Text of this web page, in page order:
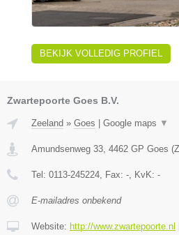
BEKIJK VOLLEDIG PROFIEL
Zwartepoorte Goes B.V.
Zeeland » Goes | Google maps ▼
Amundsenweg 33 4462 GP Goes (
Tel: 0113-245224 , Fax: - , KvK: -
E-mailadres onbekend
Website: http://www.zwartepoorte.nl